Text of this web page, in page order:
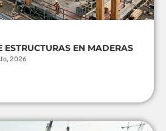
ESTRUCTURAS EN MADERAS
2026